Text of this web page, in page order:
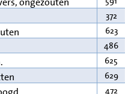
372
623
486
625
629
472